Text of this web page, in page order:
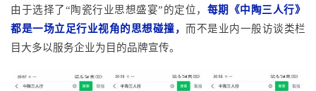
由于选择了“陶瓷行业思想盛宴”的定位， 每期《中陶三人行》
都是一场立足行业视角的思想碰撞， 而不是业内一般访谈类栏
目大多以服务企业为目的品牌宣传。